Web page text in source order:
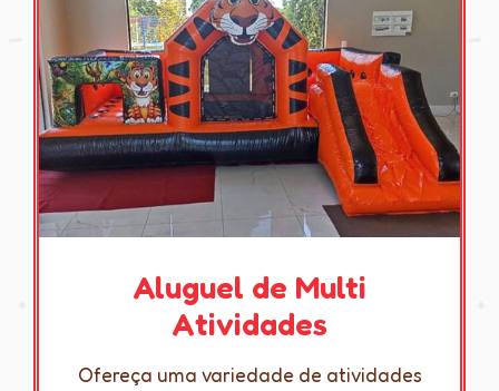
Aluguel de Multi
Atividades
Ofereça uma variedade de atividades